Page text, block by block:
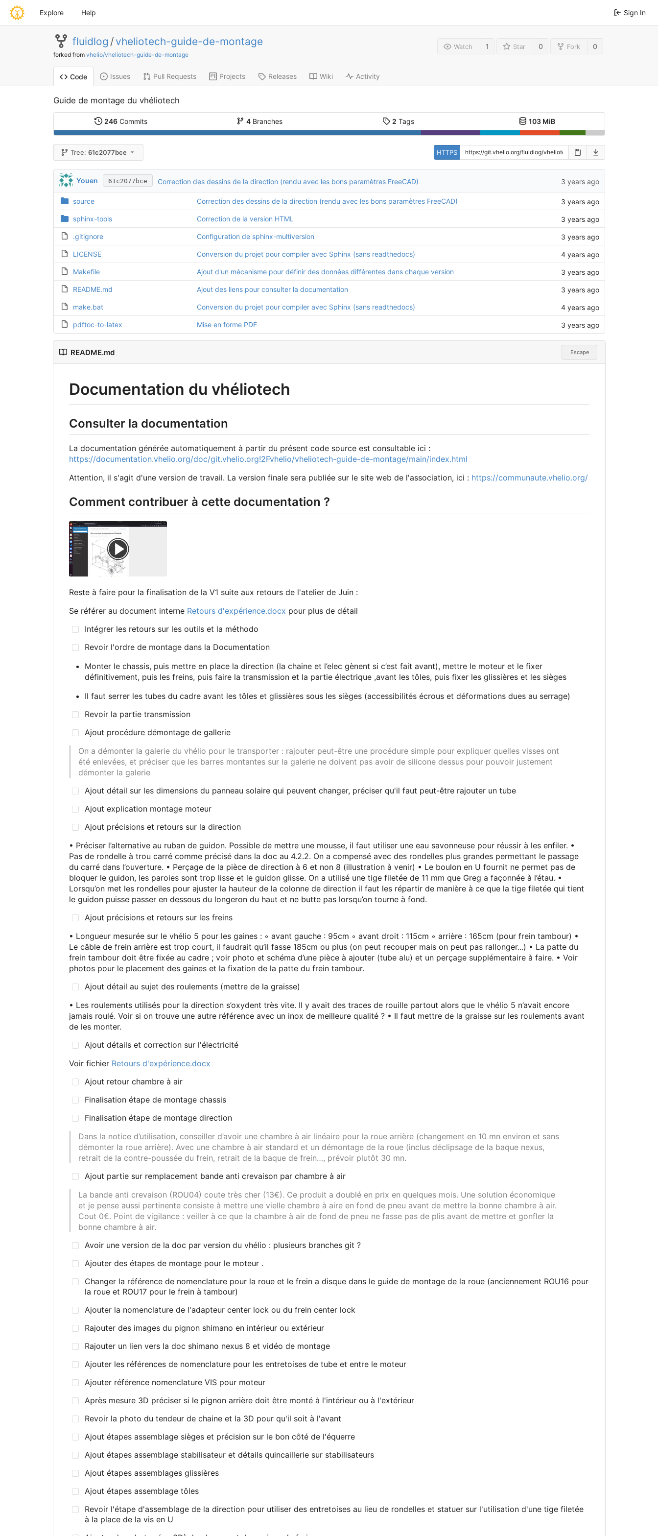
Explore Help Sign In
fluidlog / vheliotech-guide-de-montage
forked from vhelio/vheliotech-guide-de-montage
Watch 1 Star 0 Fork 0
Code Issues Pull Requests Projects Releases Wiki Activity
Guide de montage du vhéliotech
246 Commits 4 Branches 2 Tags 103 MiB
Tree:61c2077bce HTTPS
Youen 61c2077bce Correction des dessins de la direction (rendu avec les bons paramètres FreeCAD) 3 years ago
source Correction des dessins de la direction (rendu avec les bons paramètres FreeCAD) 3 years ago
sphinx-tools Correction de la version HTML 3 years ago
.gitignore Configuration de sphinx-multiversion 3 years ago
LICENSE Conversion du projet pour compiler avec Sphinx (sans readthedocs) 4 years ago
Makefile Ajout d'un mécanisme pour définir des données différentes dans chaque version 3 years ago
README.md Ajout des liens pour consulter la documentation 3 years ago
make.bat Conversion du projet pour compiler avec Sphinx (sans readthedocs) 4 years ago
pdftoc-to-latex Mise en forme PDF 3 years ago
README.md Escape
Documentation du vhéliotech
Consulter la documentation
La documentation générée automatiquement à partir du présent code source est consultable ici :
https://documentation.vhelio.org/doc/git.vhelio.org!2Fvhelio/vheliotech-guide-de-montage/main/index.html
Attention, il s'agit d'une version de travail. La version finale sera publiée sur le site web de l'association, ici : https://communaute.vhelio.org/
Comment contribuer à cette documentation ?
Reste à faire pour la finalisation de la V1 suite aux retours de l'atelier de Juin :
Se référer au document interne Retours d'expérience.docx pour plus de détail
Intégrer les retours sur les outils et la méthodo
Revoir l'ordre de montage dans la Documentation
Monter le chassis, puis mettre en place la direction (la chaine et l’elec gènent si c’est fait avant), mettre le moteur et le fixer
définitivement, puis les freins, puis faire la transmission et la partie électrique ,avant les tôles, puis fixer les glissières et les sièges
Il faut serrer les tubes du cadre avant les tôles et glissières sous les sièges (accessibilités écrous et déformations dues au serrage)
Revoir la partie transmission
Ajout procédure démontage de gallerie
On a démonter la galerie du vhélio pour le transporter : rajouter peut-être une procédure simple pour expliquer quelles visses ont
été enlevées, et préciser que les barres montantes sur la galerie ne doivent pas avoir de silicone dessus pour pouvoir justement
démonter la galerie
Ajout détail sur les dimensions du panneau solaire qui peuvent changer, préciser qu'il faut peut-être rajouter un tube
Ajout explication montage moteur
Ajout précisions et retours sur la direction
• Préciser l’alternative au ruban de guidon. Possible de mettre une mousse, il faut utiliser une eau savonneuse pour réussir à les enfiler. •
Pas de rondelle à trou carré comme précisé dans la doc au 4.2.2. On a compensé avec des rondelles plus grandes permettant le passage
du carré dans l’ouverture. • Perçage de la pièce de direction à 6 et non 8 (illustration à venir) • Le boulon en U fournit ne permet pas de
bloquer le guidon, les paroies sont trop lisse et le guidon glisse. On a utilisé une tige filetée de 11 mm que Greg a façonnée à l’étau. •
Lorsqu’on met les rondelles pour ajuster la hauteur de la colonne de direction il faut les répartir de manière à ce que la tige filetée qui tient
le guidon puisse passer en dessous du longeron du haut et ne butte pas lorsqu’on tourne à fond.
Ajout précisions et retours sur les freins
• Longueur mesurée sur le vhélio 5 pour les gaines : ◦ avant gauche : 95cm ◦ avant droit : 115cm ◦ arrière : 165cm (pour frein tambour) •
Le câble de frein arrière est trop court, il faudrait qu’il fasse 185cm ou plus (on peut recouper mais on peut pas rallonger...) • La patte du
frein tambour doit être fixée au cadre ; voir photo et schéma d’une pièce à ajouter (tube alu) et un perçage supplémentaire à faire. • Voir
photos pour le placement des gaines et la fixation de la patte du frein tambour.
Ajout détail au sujet des roulements (mettre de la graisse)
• Les roulements utilisés pour la direction s’oxydent très vite. Il y avait des traces de rouille partout alors que le vhélio 5 n’avait encore
jamais roulé. Voir si on trouve une autre référence avec un inox de meilleure qualité ? • Il faut mettre de la graisse sur les roulements avant
de les monter.
Ajout détails et correction sur l'électricité
Voir fichier Retours d'expérience.docx
Ajout retour chambre à air
Finalisation étape de montage chassis
Finalisation étape de montage direction
Dans la notice d’utilisation, conseiller d’avoir une chambre à air linéaire pour la roue arrière (changement en 10 mn environ et sans
démonter la roue arrière). Avec une chambre à air standard et un démontage de la roue (inclus déclipsage de la baque nexus,
retrait de la contre-poussée du frein, retrait de la baque de frein…, prévoir plutôt 30 mn.
Ajout partie sur remplacement bande anti crevaison par chambre à air
La bande anti crevaison (ROU04) coute très cher (13€). Ce produit a doublé en prix en quelques mois. Une solution économique
et je pense aussi pertinente consiste à mettre une vielle chambre à aire en fond de pneu avant de mettre la bonne chambre à air.
Cout 0€. Point de vigilance : veiller à ce que la chambre à air de fond de pneu ne fasse pas de plis avant de mettre et gonfler la
bonne chambre à air.
Avoir une version de la doc par version du vhélio : plusieurs branches git ?
Ajouter des étapes de montage pour le moteur .
Changer la référence de nomenclature pour la roue et le frein a disque dans le guide de montage de la roue (anciennement ROU16 pour
la roue et ROU17 pour le frein à tambour)
Ajouter la nomenclature de l'adapteur center lock ou du frein center lock
Rajouter des images du pignon shimano en intérieur ou extérieur
Rajouter un lien vers la doc shimano nexus 8 et vidéo de montage
Ajouter les références de nomenclature pour les entretoises de tube et entre le moteur
Ajouter référence nomenclature VIS pour moteur
Après mesure 3D préciser si le pignon arrière doit être monté à l'intérieur ou à l'extérieur
Revoir la photo du tendeur de chaine et la 3D pour qu'il soit à l'avant
Ajout étapes assemblage sièges et précision sur le bon côté de l'équerre
Ajout étapes assemblage stabilisateur et détails quincaillerie sur stabilisateurs
Ajout étapes assemblages glissières
Ajout étapes assemblage tôles
Revoir l'étape d'assemblage de la direction pour utiliser des entretoises au lieu de rondelles et statuer sur l'utilisation d'une tige filetée
à la place de la vis en U